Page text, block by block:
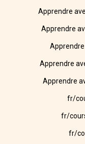
Apprendre
Apprendre
Apprendre
Apprendre
Apprendre
fr/
fr/
fr/